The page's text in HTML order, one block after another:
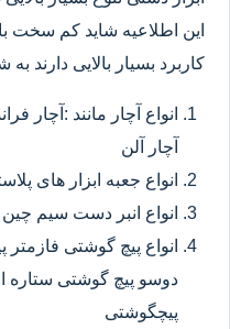
این اطلاعیه شاید کم سخت
کاربرد بسیار بالایی دارند
انواع آچار مانند :آچار
آچار آلن
انواع جعبه ابزار های
انواع انبر دست سیم چین
انواع پیچ گوشتی
دوسو پیچ گوشتی
پیچگوشتی